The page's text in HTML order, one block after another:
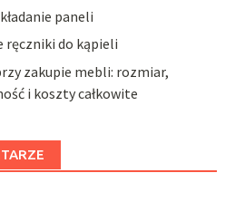
paneli
ręczniki do kąpieli
zakupie mebli: rozmiar,
i koszty całkowite